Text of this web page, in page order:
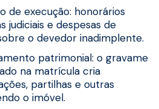
de execução: honorários
judiciais e despesas de
o devedor inadimplente.
patrimonial: o gravame
na matrícula cria
partilhas e outras
o imóvel.